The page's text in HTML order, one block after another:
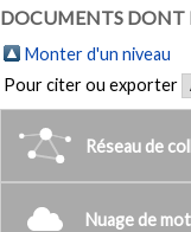
DOCUMENTS DONT
Monter d'un niveau
Pour citer ou exporter
Réseau de
Nuage de